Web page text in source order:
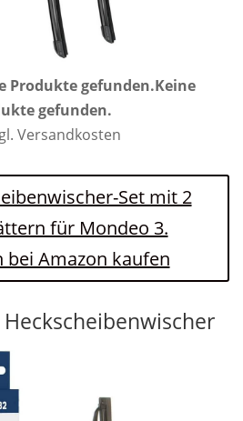
Produkte gefunden.Keine
gefunden.
Versandkosten
Set mit 2
für Mondeo 3.
bei Amazon kaufen